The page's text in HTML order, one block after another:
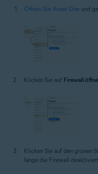
Öffnen Sie Avast One und
Klicken Sie auf Firewall
Klicken Sie auf den grünen
lange die Firewall